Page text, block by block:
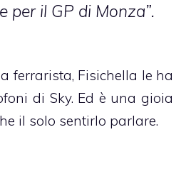
per il GP di Monza”.
ferrarista, Fisichella le ha
di Sky. Ed è una gioia
il solo sentirlo parlare.